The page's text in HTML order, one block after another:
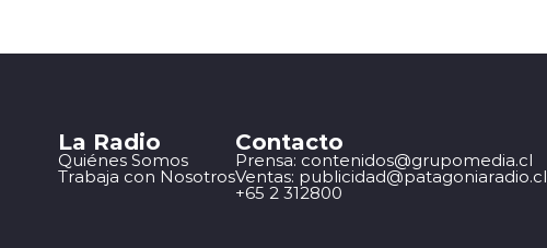
La Radio
Quiénes Somos
Trabaja con Nosotros
Contacto
Prensa: contenidos@grupomedia.cl
Ventas: publicidad@patagoniaradio.cl
+65 2 312800